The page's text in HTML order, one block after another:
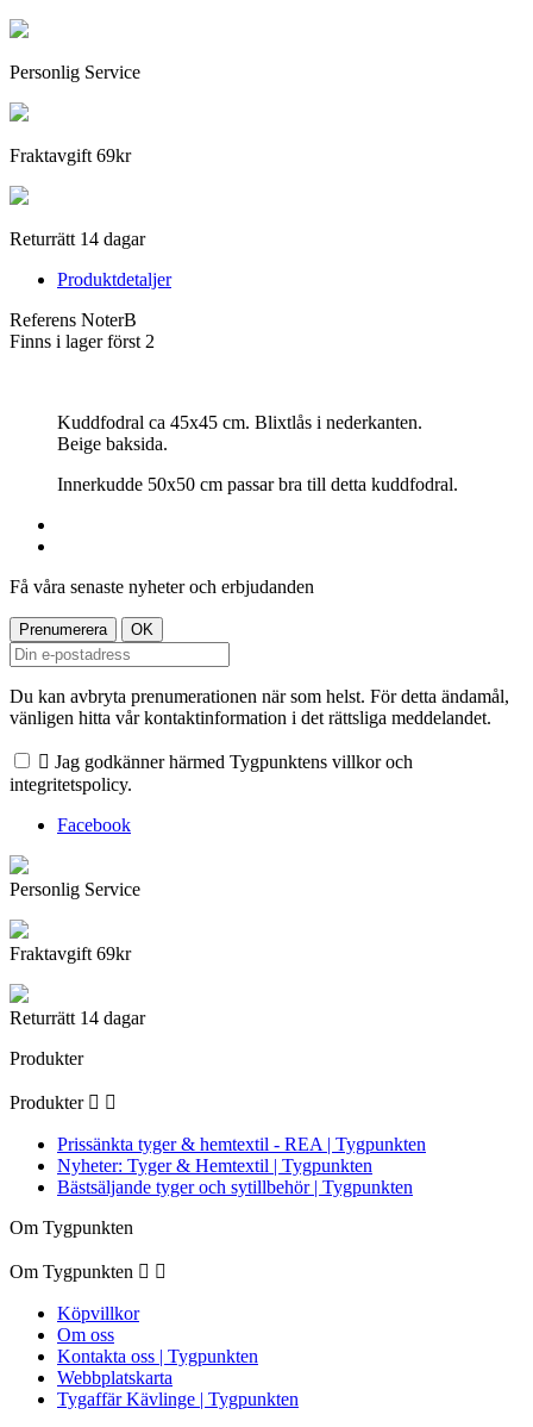
Personlig Service
Fraktavgift 69kr
Returrätt 14 dagar
Produktdetaljer
Referens NoterB
Finns i lager först 2
Kuddfodral ca 45x45 cm. Blixtlås i nederkanten.
Beige baksida.
Innerkudde 50x50 cm passar bra till detta kuddfodral.
Få våra senaste nyheter och erbjudanden
Du kan avbryta prenumerationen när som helst. För detta ändamål,
vänligen hitta vår kontaktinformation i det rättsliga meddelandet.
 Jag godkänner härmed Tygpunktens villkor och
integritetspolicy.
Facebook
Personlig Service
Fraktavgift 69kr
Returrätt 14 dagar
Produkter
Produkter  
Prissänkta tyger & hemtextil - REA | Tygpunkten
Nyheter: Tyger & Hemtextil | Tygpunkten
Bästsäljande tyger och sytillbehör | Tygpunkten
Om Tygpunkten
Om Tygpunkten  
Köpvillkor
Om oss
Kontakta oss | Tygpunkten
Webbplatskarta
Tygaffär Kävlinge | Tygpunkten